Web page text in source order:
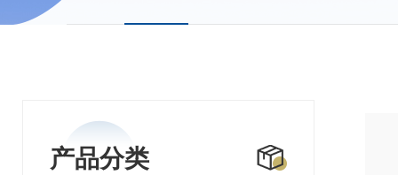
产品分类